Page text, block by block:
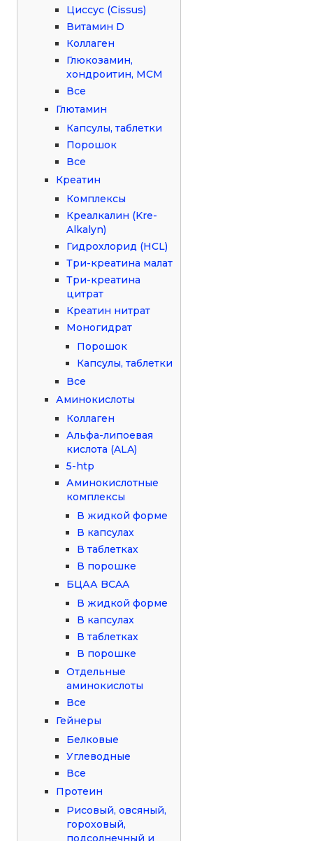
Циссус (Cissus)
Витамин D
Коллаген
Глюкозамин,
хондроитин, МСМ
Все
Глютамин
Капсулы, таблетки
Порошок
Все
Креатин
Комплексы
Креалкалин (Kre-
Alkalyn)
Гидрохлорид (HCL)
Три-креатина малат
Три-креатина
цитрат
Креатин нитрат
Моногидрат
Порошок
Капсулы, таблетки
Все
Аминокислоты
Коллаген
Альфа-липоевая
кислота (ALA)
5-htp
Аминокислотные
комплексы
В жидкой форме
В капсулах
В таблетках
В порошке
БЦАА BCAA
В жидкой форме
В капсулах
В таблетках
В порошке
Отдельные
аминокислоты
Все
Гейнеры
Белковые
Углеводные
Все
Протеин
Рисовый, овсяный,
гороховый,
подсолнечный и